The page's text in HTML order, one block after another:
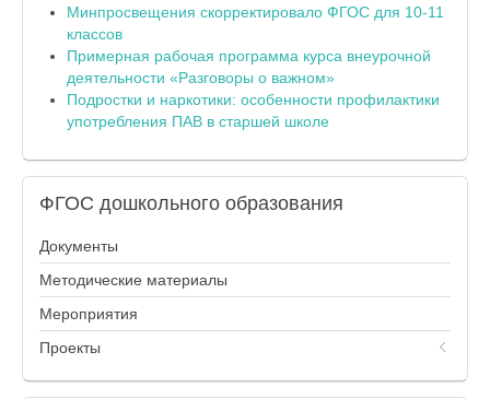
Минпросвещения скорректировало ФГОС для 10-11
классов
Примерная рабочая программа курса внеурочной
деятельности «Разговоры о важном»
Подростки и наркотики: особенности профилактики
употребления ПАВ в старшей школе
ФГОС дошкольного образования
Документы
Методические материалы
Мероприятия
Проекты